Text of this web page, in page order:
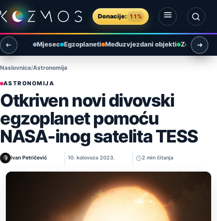
Preskoči na sadržaj
Donacije: 11%
Otvori izbornik
Otvori pretragu
Mjesec Egzoplaneti Međuzvjezdani objekti Zemlja i
Naslovnica Astronomija
ASTRONOMIJA
Otkriven novi divovski
egzoplanet pomoću
NASA-inog satelita TESS
Ivan Petričević 10. kolovoza 2023. 2 min čitanja